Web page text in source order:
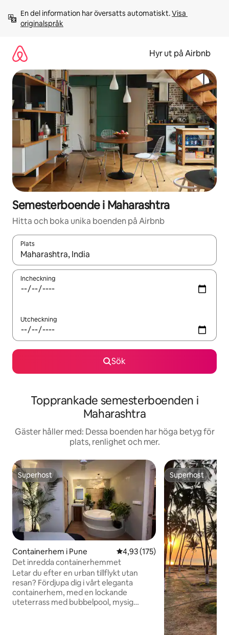
innehåll
En del information har översatts automatiskt. Visa
originalspråk
Hyr ut på Airbnb
Semesterboende i Maharashtra
Hitta och boka unika boenden på Airbnb
Plats
När resultaten är tillgängliga kan du navigera med upp- och
Incheckning
Utcheckning
Sök
Topprankade semesterboenden i
Maharashtra
Gäster håller med: Dessa boenden har höga betyg för
plats, renlighet och mer.
Superhost
Superhost
Containerhem i Pune 4,93 av 5 i genomsnittligt
4,93 (175)
Det inredda containerhemmet
Letar du efter en urban tillflykt utan
resan? Fördjupa dig i vårt eleganta
containerhem, med en lockande
uteterrass med bubbelpool, mysig
Superhost
Superhost